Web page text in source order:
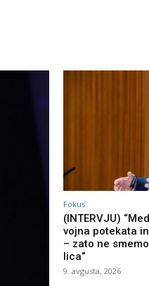
Fokus
(INTERVJU)
vojna potekata
– zato ne
lica”
9. avgusta, 2026